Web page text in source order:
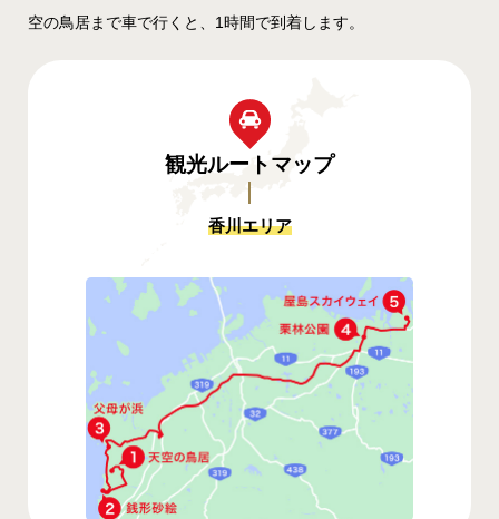
空の鳥居まで車で行くと、1時間で到着します。
観光ルートマップ
香川エリア